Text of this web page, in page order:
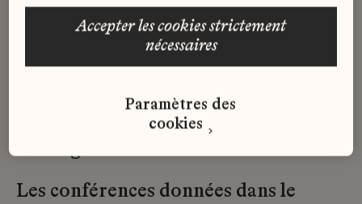
et en création de mode à l’IFM.
Enseignante et commissaire
la mode, son historiographie et les
liens qu’entretient la mode avec les
Les conférences données dans le
accepter les cookies strictement
nécessaires
Paramètres des
cookies